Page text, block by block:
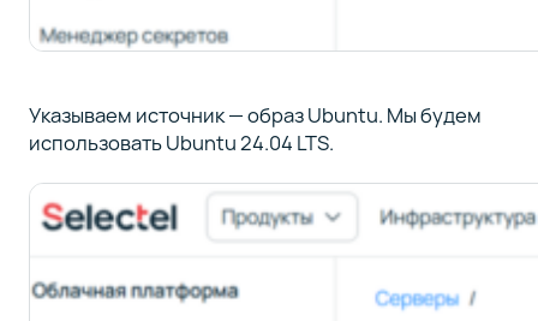
Указываем источник — образ Ubuntu. Мы будем
использовать Ubuntu 24.04 LTS.